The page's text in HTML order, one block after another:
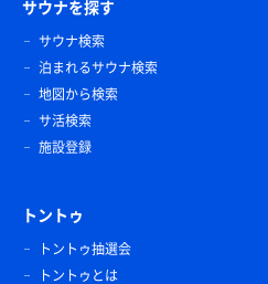
サウナを探す
サウナ検索
泊まれるサウナ検索
地図から検索
サ活検索
施設登録
トントゥ
トントゥ抽選会
トントゥとは